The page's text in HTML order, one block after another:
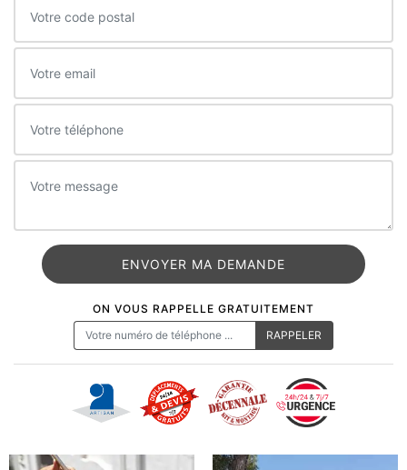
ON VOUS RAPPELLE GRATUITEMENT